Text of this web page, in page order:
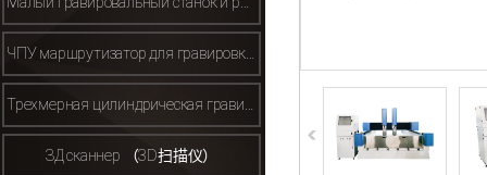
ЧПУ маршрутизатор для гравировки металла （金属雕刻机）
ЗД сканнер （3D扫描仪）